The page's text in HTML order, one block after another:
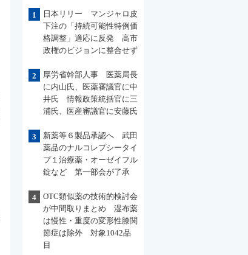
1
日本リリー マンジャロ皮
下注の「持続可能性特例価
格調整」適応に反発 高市
政権のビジョンに整合せず
2
厚労省幹部人事 医薬局長
に内山氏、医薬審議官に中
井氏 情報政策統括官に三
浦氏、医産審議官に安藤氏
3
新薬等６製品承認へ 武田
薬品のナルコレプシータイ
プ１治療薬・オーゼイフル
錠など 第一部会が了承
4
OTC類似薬の技術的検討会
が中間取りまとめ 湿布薬
は慢性・重度の変形性膝関
節症は除外 対象1042品
目